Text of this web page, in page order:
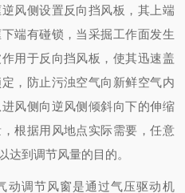
风侧设置反向挡风板，其上端
端有碰锁，当采掘工作面发生
用于反向挡风板，使其迅速盖
，防止污浊空气向新鲜空气内
风侧向逆风侧倾斜向下的伸缩
根据用风地点实际需要，任意
达到调节风量的目的。
动调节风窗是通过气压驱动机